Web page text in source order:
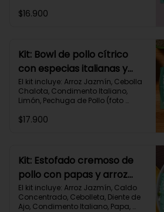
160g/p), Tomate, Receta Impresa.
$16.900
Kit: Bowl de pollo cítrico
con especias italianas y
vegetales asados-135
El kit incluye: Arroz Jazmín, Cebolla
Chalota, Condimento Italiano,
Limón, Pechuga de Pollo (foto
Cherry, Zucchini, Receta Impresa.
$17.900
Kit: Estofado cremoso de
pollo con papas y arroz
jazmín-127
El kit incluye: Arroz Jazmín, Caldo
Concentrado, Cebolleta, Diente de
Ajo, Condimento Italiano, Papa,